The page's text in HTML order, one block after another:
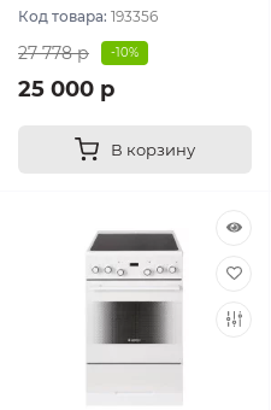
Код товара: 193356
27 778 р -10%
25 000 р
В корзину